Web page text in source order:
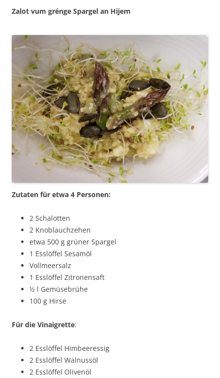
Zalot vum grénge Spargel an Hijem
Zutaten für etwa 4 Personen:
2 Schalotten
2 Knoblauchzehen
etwa 500 g grüner Spargel
1 Esslöffel Sesamöl
Vollmeersalz
1 Esslöffel Zitronensaft
½ l Gemüsebrühe
100 g Hirse
Für die Vinaigrette:
2 Esslöffel Himbeeressig
2 Esslöffel Walnussöl
2 Esslöffel Olivenöl